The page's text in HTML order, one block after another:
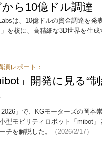
ら10億ドル調達
は、10億ドルの資金調達を発
を核に、高精細な3D世界を生
演レポート：
」開発に見る“
」で、KGモーターズの岡本
型モビリティロボット「mibot
チを解説した。
（2026/2/17）